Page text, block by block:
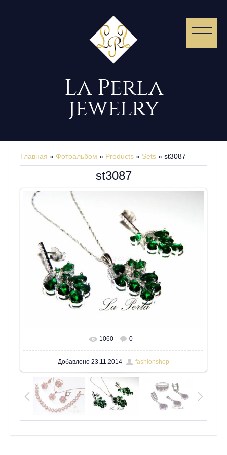
La Perla
jewelry
Главная » Фотоальбом » Products » Sets » st3087
st3087
В реальном размере 1600x1200
1060 0
Добавлено 23.11.2014 fashionshop